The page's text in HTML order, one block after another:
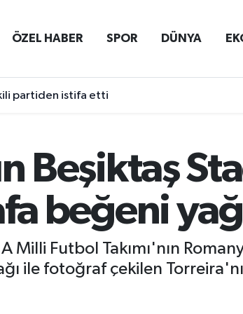
ÖZEL HABER SPOR DÜNYA
partiden istifa etti
Beşiktaş
beğeni
Milli Futbol Takımı'nın
ile fotoğraf çekilen